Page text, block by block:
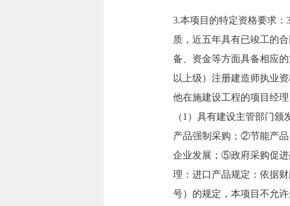
3.本项目的特定资格要求
质，近五年具有已竣工的
备、资金等方面具备相应
以上级）注册建造师执业
他在施建设工程的项目经
（1）具有建设主管部门
产品强制采购；②节能产
企业发展；⑤政府采购促
理：进口产品规定：依据
号）的规定，本项目不允许